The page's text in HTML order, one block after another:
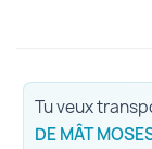
Tu veux
DE MÂT